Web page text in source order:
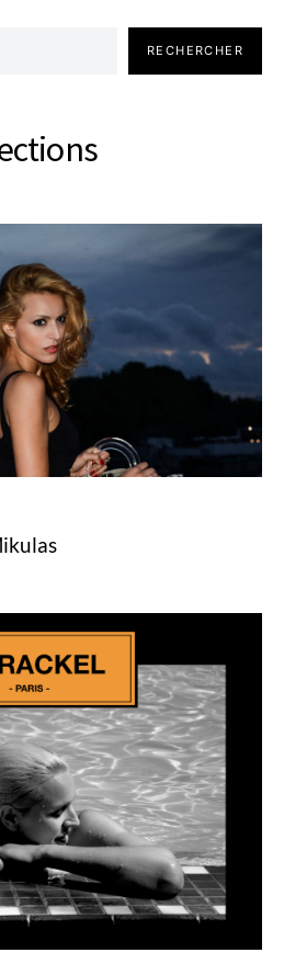
RECHERCHER